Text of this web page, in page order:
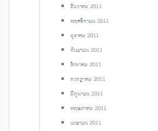
ธันวาคม 2011
พฤศจิกายน 2011
ตุลาคม 2011
กันยายน 2011
สิงหาคม 2011
กรกฎาคม 2011
มิถุนายน 2011
พฤษภาคม 2011
เมษายน 2011